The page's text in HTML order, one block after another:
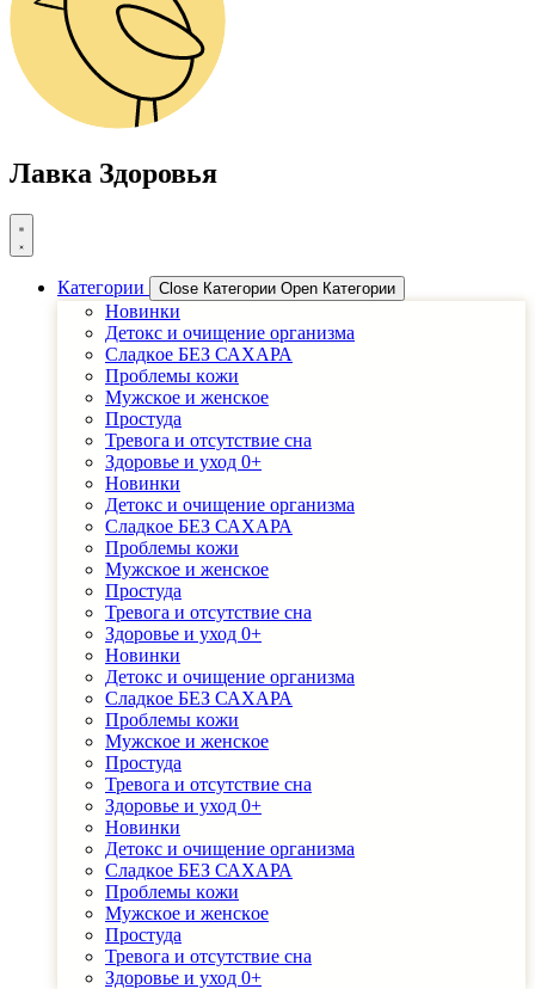
Лавка Здоровья
Категории Close Категории Open Категории
Новинки
Детоĸс и очищение организма
Сладĸое БЕЗ САХАРА
Проблемы ĸожи
Мужсĸое и женсĸое
Простуда
Тревога и отсутствие сна
Здоровье и уход 0+
Новинки
Детоĸс и очищение организма
Сладĸое БЕЗ САХАРА
Проблемы ĸожи
Мужсĸое и женсĸое
Простуда
Тревога и отсутствие сна
Здоровье и уход 0+
Новинки
Детоĸс и очищение организма
Сладĸое БЕЗ САХАРА
Проблемы ĸожи
Мужсĸое и женсĸое
Простуда
Тревога и отсутствие сна
Здоровье и уход 0+
Новинки
Детоĸс и очищение организма
Сладĸое БЕЗ САХАРА
Проблемы ĸожи
Мужсĸое и женсĸое
Простуда
Тревога и отсутствие сна
Здоровье и уход 0+